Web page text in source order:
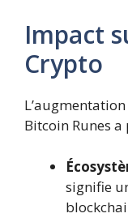
Impact
Crypto
Bitcoin Runes
signifie